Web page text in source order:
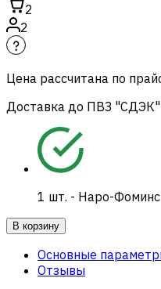
2
2
Цена рассчитана по
Доставка до ПВЗ "СДЭК"
1 шт. - Наро-
В корзину
Основные
Отзывы